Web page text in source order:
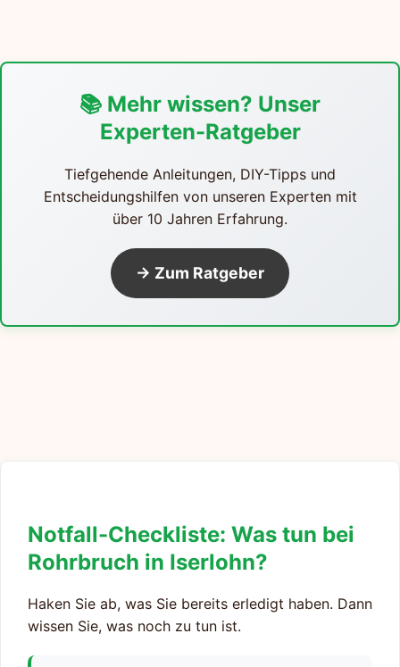
📚 Mehr wissen? Unser
Experten-Ratgeber
Tiefgehende Anleitungen, DIY-Tipps und
Entscheidungshilfen von unseren Experten mit
über 10 Jahren Erfahrung.
→ Zum Ratgeber
Notfall-Checkliste: Was tun bei
Rohrbruch in Iserlohn?
Haken Sie ab, was Sie bereits erledigt haben. Dann
wissen Sie, was noch zu tun ist.